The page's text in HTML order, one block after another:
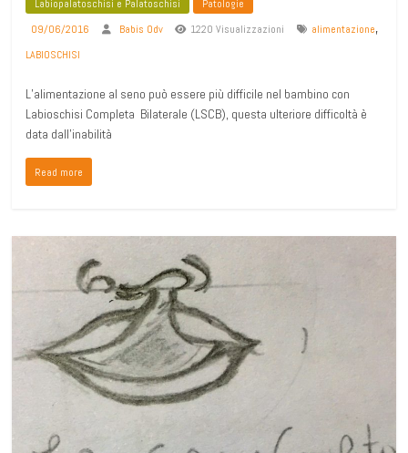
Labiopalatoschisi e Palatoschisi
Patologie
09/06/2016
Babis Odv 1220 Visualizzazioni alimentazione,
LABIOSCHISI
L’alimentazione al seno può essere più difficile nel bambino con
Labioschisi Completa Bilaterale (LSCB), questa ulteriore difficoltà è
data dall’inabilità
Read more